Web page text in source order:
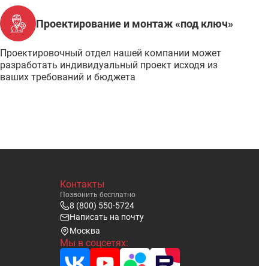
Проектирование и монтаж «под ключ»
Проектировочный отдел нашей компании может
разработать индивидуальный проект исходя из
ваших требований и бюджета
Контакты
Позвонить бесплатно
8 (800) 550-5724
Написать на почту
Москва
Мы в соцсетях: